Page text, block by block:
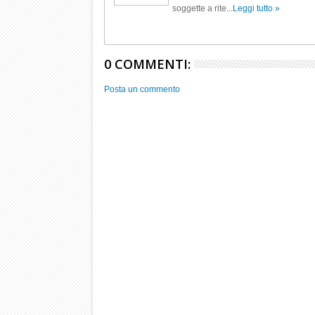
soggette a rite...Leggi tutto »
0 COMMENTI:
Posta un commento